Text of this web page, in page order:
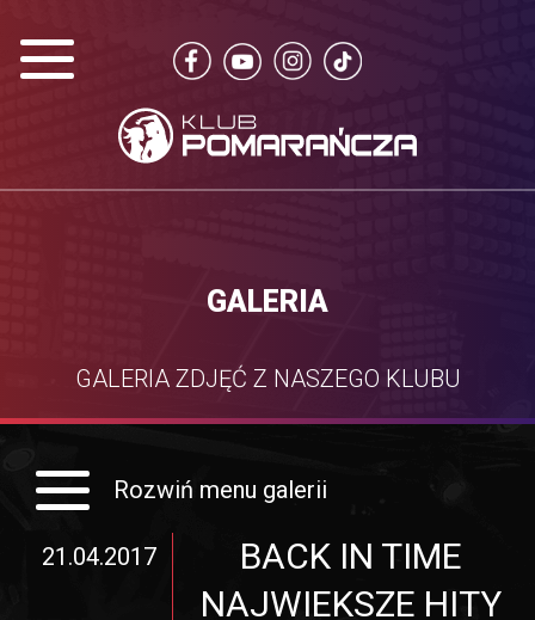
GALERIA
GALERIA ZDJĘĆ Z NASZEGO KLUBU
Rozwiń menu galerii
21.04.2017
BACK IN TIME
NAJWIEKSZE HITY